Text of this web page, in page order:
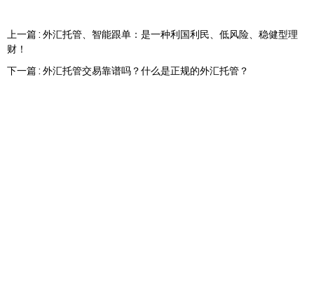
上一篇 : 外汇托管、智能跟单：是一种利国利民、低风险、稳健型理
财！
下一篇 : 外汇托管交易靠谱吗？什么是正规的外汇托管？